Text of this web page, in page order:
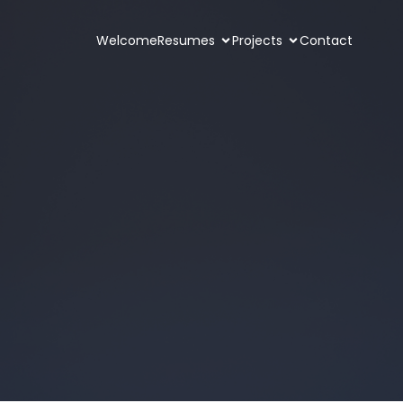
WelcomeResumes Projects Contact